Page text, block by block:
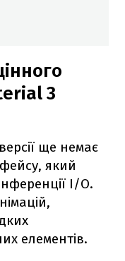
3
ще немає
який
I/O.
елементів.